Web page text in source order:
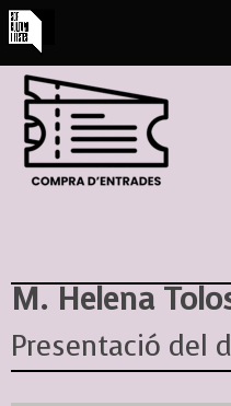
M. Helena
Presentació del